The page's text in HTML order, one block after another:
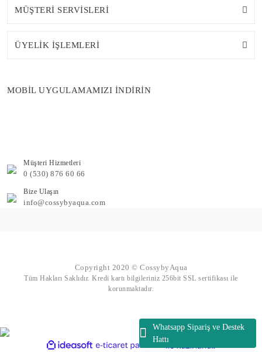
Whatsapp Sipariş ve Destek
Hattı
MÜŞTERİ SERVİSLERİ
ÜYELİK İŞLEMLERİ
MOBİL UYGULAMAMIZI İNDİRİN
Müşteri Hizmetleri
0 (530) 876 60 66
Bize Ulaşın
info@cossybyaqua.com
Copyright 2020 © CossybyAqua
Tüm Hakları Saklıdır. Kredi kartı bilgileriniz 256bit SSL sertifikası ile
korunmaktadır.
ideasoft